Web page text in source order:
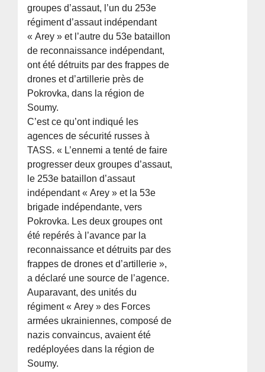
groupes d’assaut, l’un du 253e
régiment d’assaut indépendant
« Arey » et l’autre du 53e bataillon
de reconnaissance indépendant,
ont été détruits par des frappes de
drones et d’artillerie près de
Pokrovka, dans la région de
Soumy.
C’est ce qu’ont indiqué les
agences de sécurité russes à
TASS. « L’ennemi a tenté de faire
progresser deux groupes d’assaut,
le 253e bataillon d’assaut
indépendant « Arey » et la 53e
brigade indépendante, vers
Pokrovka. Les deux groupes ont
été repérés à l’avance par la
reconnaissance et détruits par des
frappes de drones et d’artillerie »,
a déclaré une source de l’agence.
Auparavant, des unités du
régiment « Arey » des Forces
armées ukrainiennes, composé de
nazis convaincus, avaient été
redéployées dans la région de
Soumy.